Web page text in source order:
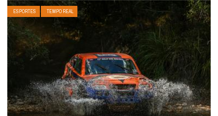
ESPORTES TEMPO REAL